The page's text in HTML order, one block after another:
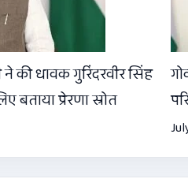
ने की धावक गुरिंदरवीर सिंह
बताया प्रेरणा स्रोत